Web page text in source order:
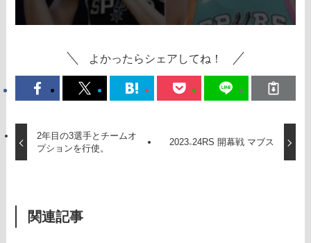
よかったらシェアしてね！
2年目の3選手とチームオ
プションを行使。
2023₋24RS 開幕戦 マブス
関連記事